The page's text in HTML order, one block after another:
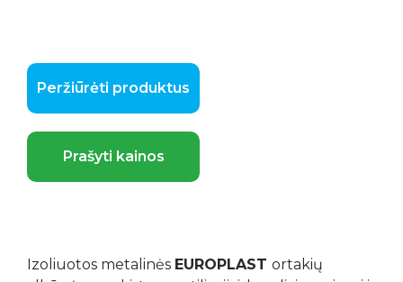
Peržiūrėti produktus
Prašyti kainos
Izoliuotos metalinės EUROPLAST ortakių